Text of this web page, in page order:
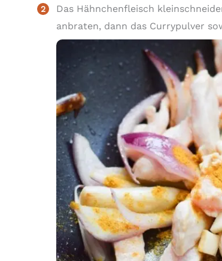
Das Hähnchenfleisch
anbraten, dann das Currypulver